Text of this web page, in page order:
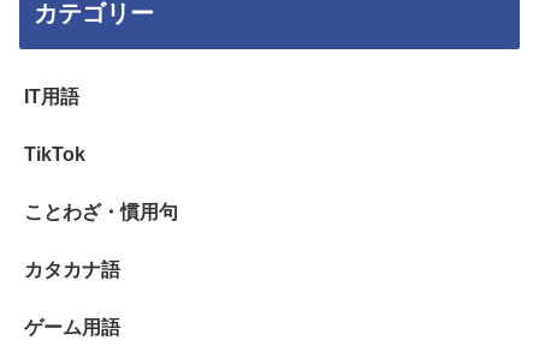
カテゴリー
IT用語
TikTok
ことわざ・慣用句
カタカナ語
ゲーム用語